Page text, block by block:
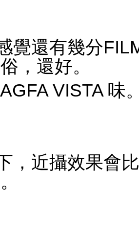
覺還有幾分
，還好。
VISTA 味
，近攝效果會